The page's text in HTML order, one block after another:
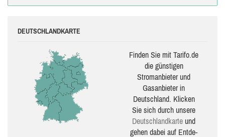
DEUTSCHLANDKARTE
Finden Sie mit Tarifo.de
die güns­ti­gen
Stromanbieter und
Gasanbieter in
Deutschland. Klicken
Sie sich durch unsere
Deutsch­land­karte und
gehen dabei auf Ent­de­